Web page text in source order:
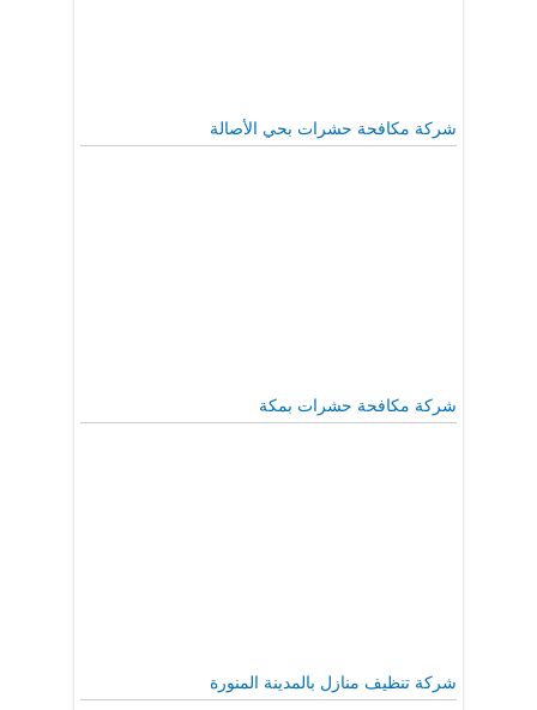
شركة مكافحة حشرات بحي الأصالة
شركة مكافحة حشرات بمكة
شركة تنظيف منازل بالمدينة المنورة